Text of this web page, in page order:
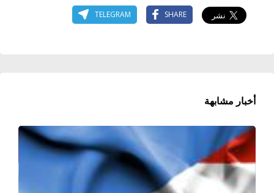
SHARE
TELEGRAM
أخبار مشابهة